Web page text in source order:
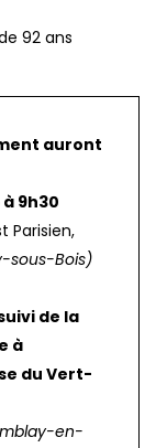
92 ans
auront
9h30
Parisien,
sous-Bois)
de la
à
du Vert-
en-